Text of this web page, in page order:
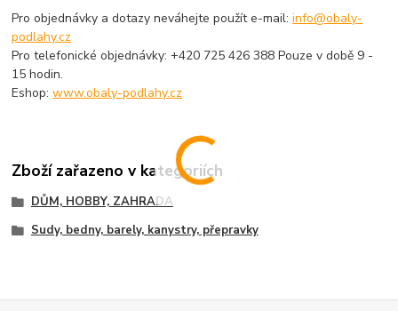
Pro objednávky a dotazy neváhejte použít e-mail:info@obaly-
podlahy.cz
Pro telefonické objednávky: +420 725 426 388 Pouze v době 9 -
15 hodin.
Eshop:www.obaly-podlahy.cz
Zboží zařazeno v kategoriích
DŮM, HOBBY, ZAHRADA
Sudy, bedny, barely, kanystry, přepravky